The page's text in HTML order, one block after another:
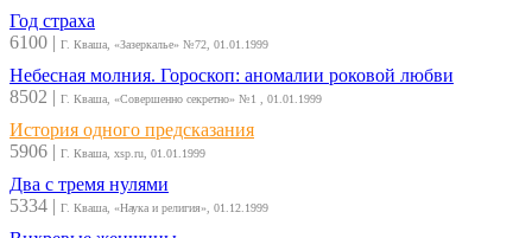
Год страха
6100 | Г. Кваша, «Зазеркалье» №72, 01.01.1999
Небесная молния. Гороскоп: аномалии роковой любви
8502 | Г. Кваша, «Совершенно секретно» №1 , 01.01.1999
История одного предсказания
5906 | Г. Кваша, xsp.ru, 01.01.1999
Два с тремя нулями
5334 | Г. Кваша, «Наука и религия», 01.12.1999